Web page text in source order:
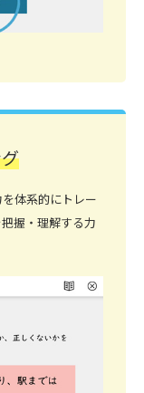
体系的にトレー
握・理解する力